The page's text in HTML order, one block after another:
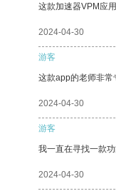
这款加速器VPM应
2024-04-30
游客
这款app的老师非常
2024-04-30
游客
我一直在寻找一款
2024-04-30